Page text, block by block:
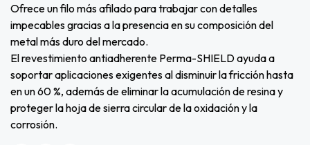
Ofrece un filo más afilado para trabajar con detalles
impecables gracias a la presencia en su composición del
metal más duro del mercado.
El revestimiento antiadherente Perma-SHIELD ayuda a
soportar aplicaciones exigentes al disminuir la fricción hasta
en un 60 %, además de eliminar la acumulación de resina y
proteger la hoja de sierra circular de la oxidación y la
corrosión.